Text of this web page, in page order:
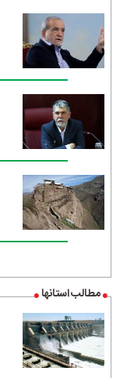
مطالب استانها